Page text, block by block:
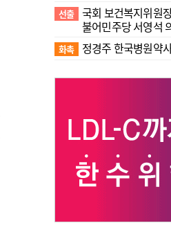
선출 국회 보건복지위원
불어민주당 서영석
화촉 정경주 한국병원약